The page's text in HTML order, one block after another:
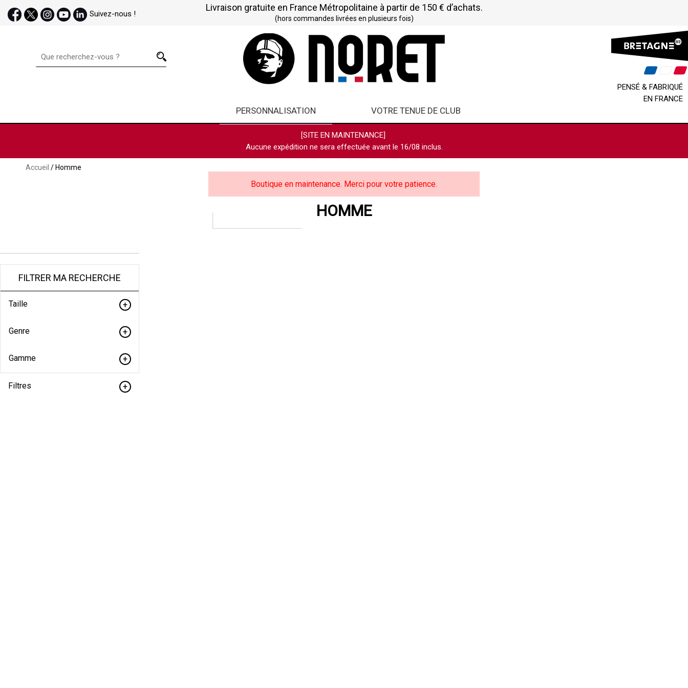
Suivez-nous !
Livraison gratuite en France Métropolitaine à partir de 150 € d’achats.
(hors commandes livrées en plusieurs fois)
PENSÉ & FABRIQUÉ
EN FRANCE
PERSONNALISATION VOTRE TENUE DE CLUB
[SITE EN MAINTENANCE]
Aucune expédition ne sera effectuée avant le 16/08 inclus.
Accueil / Homme
Boutique en maintenance. Merci pour votre patience.
HOMME
FILTRER MA RECHERCHE
Taille
Genre
Gamme
Filtres